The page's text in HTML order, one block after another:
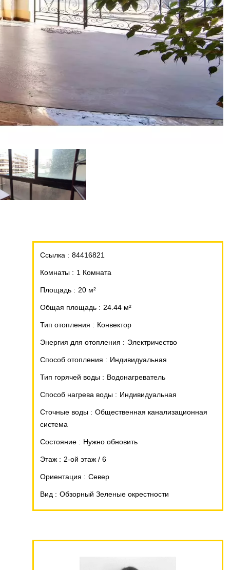
Ссылка 84416821
Комнаты 1 Комната
Площадь 20 м²
Общая площадь 24.44 м²
Тип отопления Конвектор
Энергия для отопления Электричество
Способ отопления Индивидуальная
Тип горячей воды Водонагреватель
Способ нагрева воды Индивидуальная
Сточные воды
Общественная канализационная
система
Состояние Нужно обновить
Этаж 2-ой этаж / 6
Ориентация Север
Вид Обзорный Зеленые окрестности